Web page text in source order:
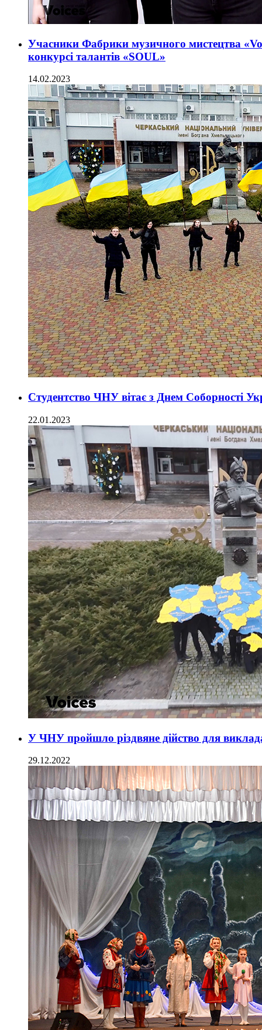
Учасники Фабрики музичного мистецтва
конкурсі талантів «SOUL»
14.02.2023
Студентство ЧНУ вітає з Днем Соборності
22.01.2023
У ЧНУ пройшло різдвяне дійство для
29.12.2022